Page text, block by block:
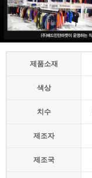
제품소재
색상
치수
제조자
제조국